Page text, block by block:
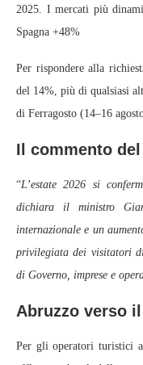
2025. I mercati più
Spagna +48%
Per rispondere alla
del 14%, più di qualsiasi
di Ferragosto (14–16
Il commento
“L’estate 2026 si
dichiara il ministro
internazionale e un
privilegiata dei visitatori
di Governo, imprese e
Abruzzo verso
Per gli operatori turistici